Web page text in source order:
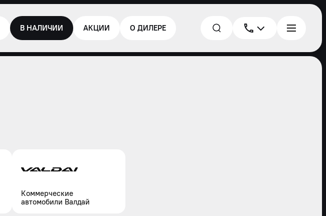
В НАЛИЧИИ АКЦИИ О ДИЛЕРЕ
Коммерческие
автомобили Валдай